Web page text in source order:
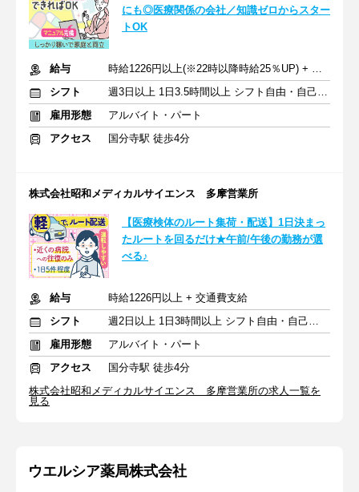
にも◎医療関係の会社／知識ゼロからスター
トOK
給与
時給1226円以上(※22時以降時給25％UP) + 交通費支給
シフト
週3日以上 1日3.5時間以上 シフト自由・自己申告
雇用形態
アルバイト・パート
アクセス
国分寺駅 徒歩4分
株式会社昭和メディカルサイエンス 多摩営業所
【医療検体のルート集荷・配送】1日決まっ
たルートを回るだけ★午前/午後の勤務が選
べる♪
給与
時給1226円以上 + 交通費支給
シフト
週2日以上 1日3時間以上 シフト自由・自己申告
雇用形態
アルバイト・パート
アクセス
国分寺駅 徒歩4分
株式会社昭和メディカルサイエンス 多摩営業所の求人一覧を
見る
ウエルシア薬局株式会社